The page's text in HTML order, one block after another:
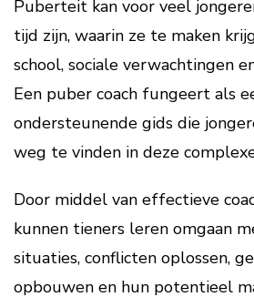
Puberteit kan voor veel
tijd zijn, waarin ze te maken
school, sociale verwachtingen
Een puber coach fungeert als
ondersteunende gids die
weg te vinden in deze
Door middel van effectieve
kunnen tieners leren omgaan
situaties, conflicten oplossen,
opbouwen en hun potentieel